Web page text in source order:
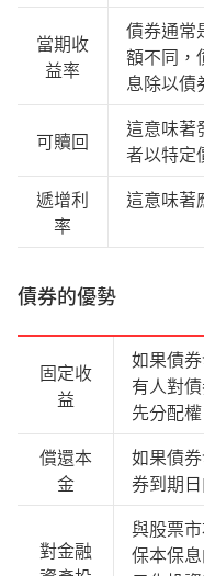
當期收
益率
債券通常
額不同，
息除以債
可贖回
這意味著
者以特定
遞增利
率
這意味著
債券的優勢
固定收
益
如果債
有人對
先分配
償還本
金
如果債
券到期
對金融
與股票
保本保